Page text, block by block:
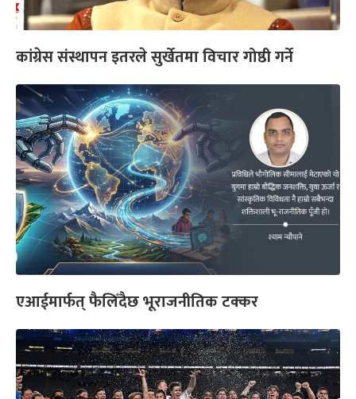
कांग्रेस संस्थापन इतरले सुर्खेतमा विचार गोष्ठी गर्ने
एआईमार्फत् फैलिँदैछ भूराजनीतिक टक्कर